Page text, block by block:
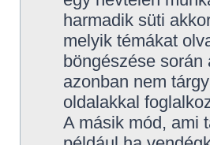
harmadik süti
melyik témákat
böngészése
azonban nem
oldalakkal
A másik mód, ami